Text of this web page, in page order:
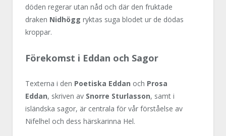
döden regerar utan nåd och där den fruktade
draken Nidhögg ryktas suga blodet ur de dödas
kroppar.
Förekomst i Eddan och Sagor
Texterna i den Poetiska Eddan och Prosa
Eddan, skriven av Snorre Sturlasson, samt i
isländska sagor, är centrala för vår förståelse av
Nifelhel och dess härskarinna Hel.